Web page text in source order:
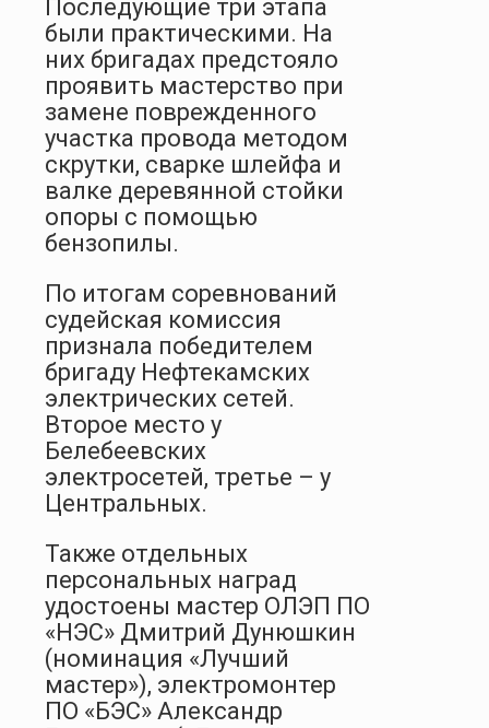
Последующие три этапа
были практическими. На
них бригадах предстояло
проявить мастерство при
замене поврежденного
участка провода методом
скрутки, сварке шлейфа и
валке деревянной стойки
опоры с помощью
бензопилы.
По итогам соревнований
судейская комиссия
признала победителем
бригаду Нефтекамских
электрических сетей.
Второе место у
Белебеевских
электросетей, третье – у
Центральных.
Также отдельных
персональных наград
удостоены мастер ОЛЭП ПО
«НЭС» Дмитрий Дунюшкин
(номинация «Лучший
мастер»), электромонтер
ПО «БЭС» Александр